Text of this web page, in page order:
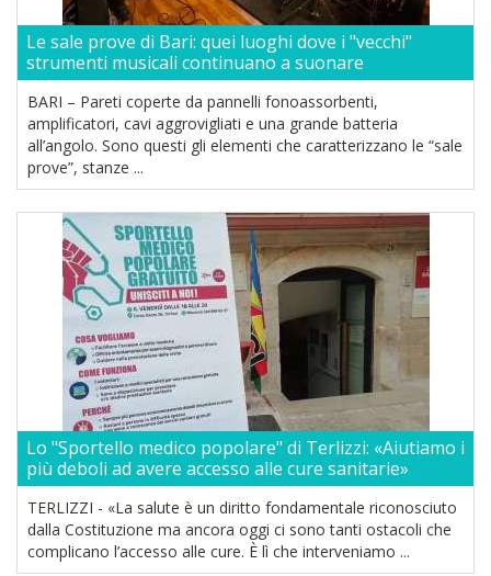
Le sale prove di Bari: quei luoghi dove i "vecchi"
strumenti musicali continuano a suonare
BARI – Pareti coperte da pannelli fonoassorbenti,
amplificatori, cavi aggrovigliati e una grande batteria
all’angolo. Sono questi gli elementi che caratterizzano le “sale
prove”, stanze ...
Lo "Sportello medico popolare" di Terlizzi: «Aiutiamo i
più deboli ad avere accesso alle cure sanitarie»
TERLIZZI - «La salute è un diritto fondamentale riconosciuto
dalla Costituzione ma ancora oggi ci sono tanti ostacoli che
complicano l’accesso alle cure. È lì che interveniamo ...